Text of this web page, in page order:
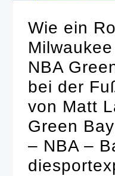
Wie ein
NBA
bei der
von Matt
Green
– NBA –